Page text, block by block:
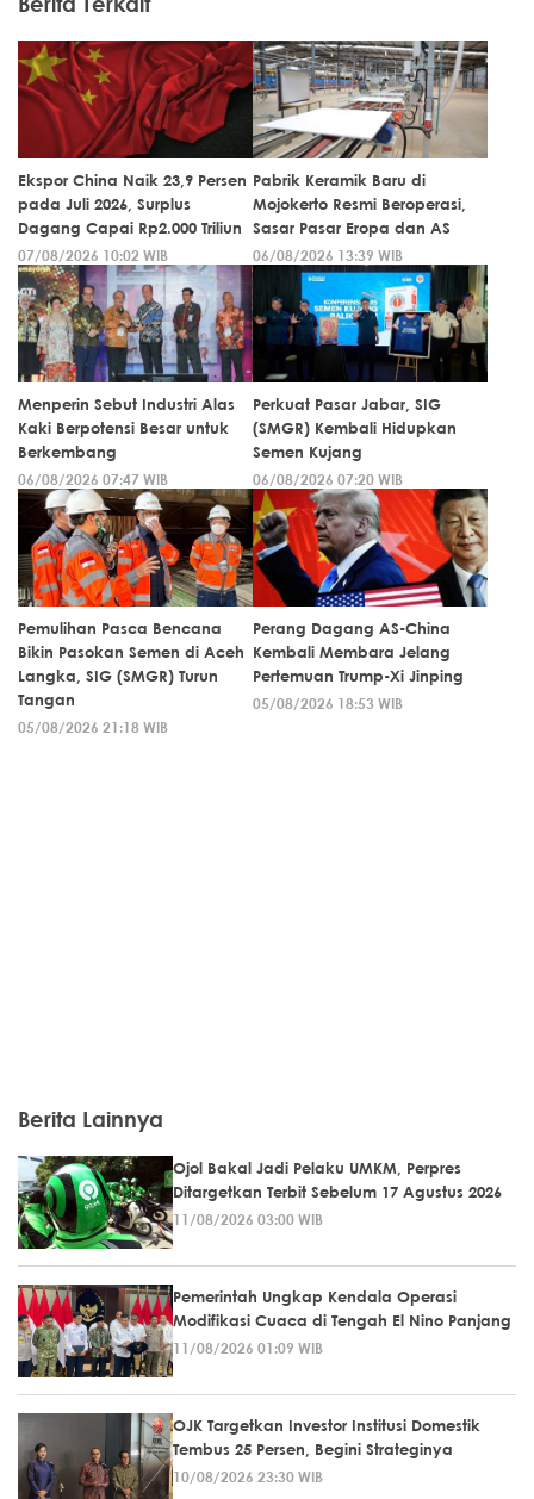
Ekspor China Naik 23,9 Persen
pada Juli 2026, Surplus
Dagang Capai Rp2.000 Triliun
07/08/2026 10:02 WIB
Pabrik Keramik Baru di
Mojokerto Resmi Beroperasi,
Sasar Pasar Eropa dan AS
06/08/2026 13:39 WIB
Menperin Sebut Industri Alas
Kaki Berpotensi Besar untuk
Berkembang
06/08/2026 07:47 WIB
Perkuat Pasar Jabar, SIG
(SMGR) Kembali Hidupkan
Semen Kujang
06/08/2026 07:20 WIB
Pemulihan Pasca Bencana
Bikin Pasokan Semen di Aceh
Langka, SIG (SMGR) Turun
Tangan
05/08/2026 21:18 WIB
Perang Dagang AS-China
Kembali Membara Jelang
Pertemuan Trump-Xi Jinping
05/08/2026 18:53 WIB
Berita Lainnya
Ojol Bakal Jadi Pelaku UMKM, Perpres
Ditargetkan Terbit Sebelum 17 Agustus 2026
11/08/2026 03:00 WIB
Pemerintah Ungkap Kendala Operasi
Modifikasi Cuaca di Tengah El Nino Panjang
11/08/2026 01:09 WIB
OJK Targetkan Investor Institusi Domestik
Tembus 25 Persen, Begini Strateginya
10/08/2026 23:30 WIB